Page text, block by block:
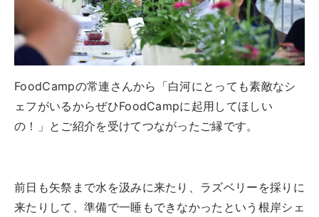
FoodCampの常連さんから「白河にとっても素敵なシ
ェフがいるからぜひFoodCampに起用してほしい
の！」とご紹介を受けてつながったご縁です。
前日も矢祭まで水を汲みに来たり、ラズベリーを採りに
来たりして、準備で一睡もできなかったという根岸シェ